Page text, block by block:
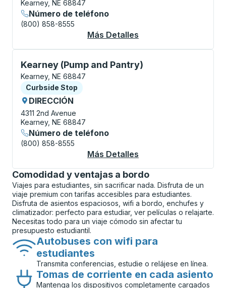
Kearney, NE 68847
Número de teléfono
(800) 858-8555
Más Detalles
Kearney (Pump and Pantry)
Curbside Stop, utilice las teclas de flecha o la tecla
Kearney, NE 68847
Curbside Stop
Curbside Stop
DIRECCIÓN
4311 2nd Avenue
Kearney, NE 68847
Número de teléfono
(800) 858-8555
Más Detalles
Comodidad y ventajas a bordo
Viajes para estudiantes, sin sacrificar nada. Disfruta de un
viaje premium con tarifas accesibles para estudiantes.
Disfruta de asientos espaciosos, wifi a bordo, enchufes y
climatizador: perfecto para estudiar, ver películas o relajarte.
Necesitas todo para un viaje cómodo sin afectar tu
presupuesto estudiantil.
Autobuses con wifi para
estudiantes
Transmita conferencias, estudie o relájese en línea.
Tomas de corriente en cada asiento
Mantenga los dispositivos completamente cargados